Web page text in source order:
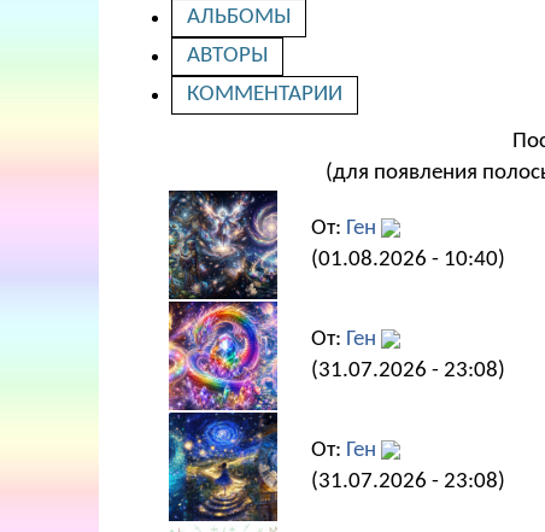
АЛЬБОМЫ
АВТОРЫ
КОММЕНТАРИИ
(для появления
От: Ген
(01.08.2026 - 10:40)
От: Ген
(31.07.2026 - 23:08)
От: Ген
(31.07.2026 - 23:08)